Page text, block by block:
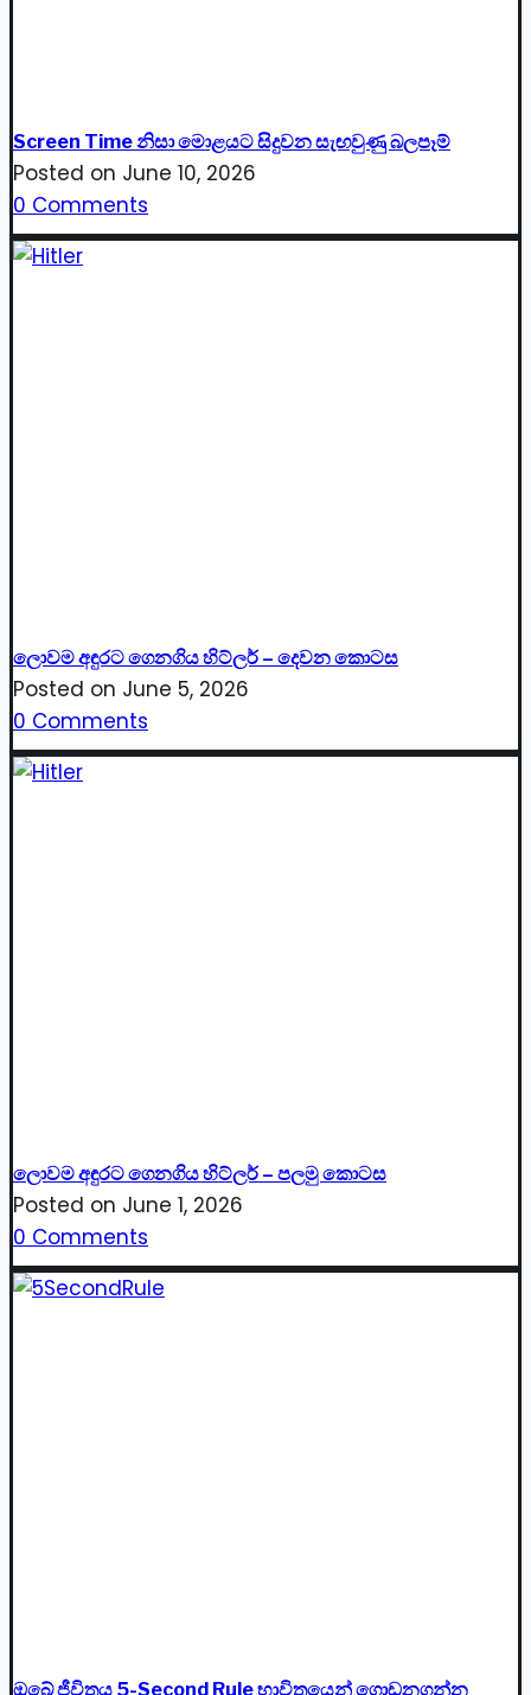
Screen Time නිසා මොළයට සිදුවන සැඟවුණු බලපෑම්
Posted on June 10, 2026
0 Comments
ලොවම අඳුරට ගෙනගිය හිට්ලර් – දෙවන කොටස
Posted on June 5, 2026
0 Comments
ලොවම අඳුරට ගෙනගිය හිට්ලර් – පලමු කොටස
Posted on June 1, 2026
0 Comments
ඔබේ ජීවිතය 5-Second Rule භාවිතයෙන් ගොඩනගන්න